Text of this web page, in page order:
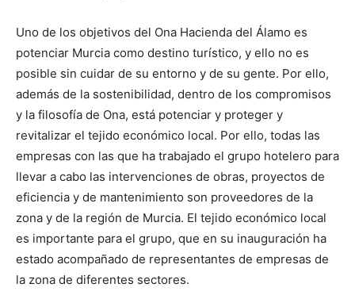
Uno de los objetivos del Ona Hacienda del Álamo es
potenciar Murcia como destino turístico, y ello no es
posible sin cuidar de su entorno y de su gente. Por ello,
además de la sostenibilidad, dentro de los compromisos
y la filosofía de Ona, está potenciar y proteger y
revitalizar el tejido económico local. Por ello, todas las
empresas con las que ha trabajado el grupo hotelero para
llevar a cabo las intervenciones de obras, proyectos de
eficiencia y de mantenimiento son proveedores de la
zona y de la región de Murcia. El tejido económico local
es importante para el grupo, que en su inauguración ha
estado acompañado de representantes de empresas de
la zona de diferentes sectores.